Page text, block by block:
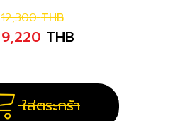
12,300 THB
9,220 THB
ใส่ตระกร้า